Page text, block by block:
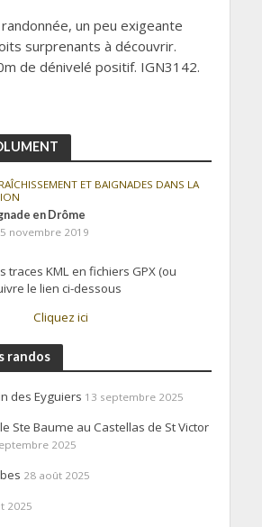
un peu exigeante
surprenants à découvrir.
de dénivelé positif. IGN3142.
ET BAIGNADES DANS LA
en Drôme
novembre 2019
traces KML en fichiers GPX (ou
le lien ci-dessous
Cliquez ici
randos
des Eyguiers 13 septembre 2025
Ste Baume au Castellas de St Victor
2025
28 août 2025
2025